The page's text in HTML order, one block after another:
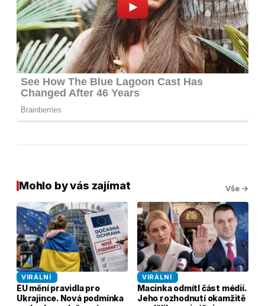
Mohlo by vás zajímat Vše →
VIRÁLNÍ
EU mění pravidla pro
Ukrajince. Nová podmínka
VIRÁLNÍ
Macinka odmítl část médií.
Jeho rozhodnutí okamžitě